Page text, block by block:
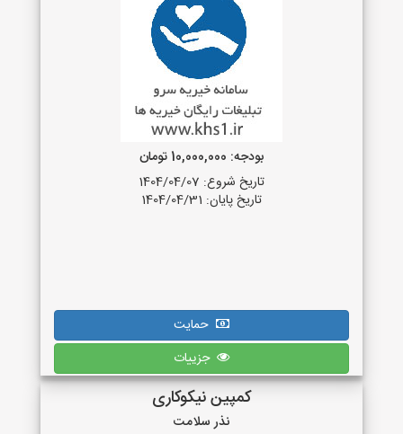
بودجه: 10,000,000 تومان
تاریخ شروع: 1404/04/07
تاریخ پایان: 1404/04/31
حمایت
جزییات
کمپین نیکوکاری
نذر سلامت